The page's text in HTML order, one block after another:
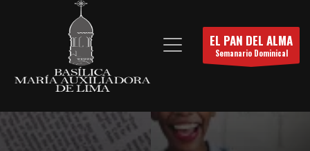
EL PAN DEL ALMA
Semanario Dominical